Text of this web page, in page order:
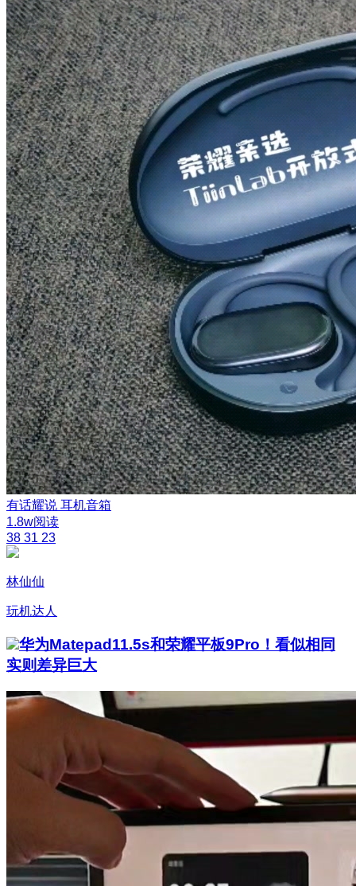
有话耀说 耳机音箱
1.8w阅读
38 31 23
林仙仙
玩机达人
华为Matepad11.5s和荣耀平板9Pro！看似相同
实则差异巨大